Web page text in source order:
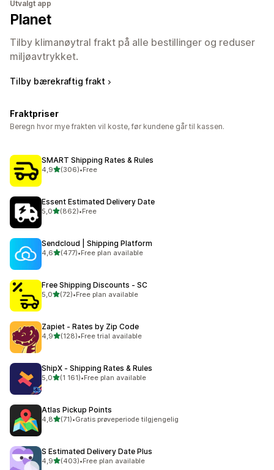
Utvalgt app
Planet
Tilby klimanøytral frakt på alle bestillinger og reduser
miljøavtrykket.
Tilby bærekraftig frakt
Fraktpriser
Beregn hvor mye frakten vil koste, før kundene går til kassen.
SMART Shipping Rates & Rules
4,9av 5 stjerner
(306)
Totalt 306 omtaler
•Free
Essent Estimated Delivery Date
5,0av 5 stjerner
(862)
Totalt 862 omtaler
•Free
Sendcloud | Shipping Platform
4,6av 5 stjerner
(477)
Totalt 477 omtaler
•Free plan available
Free Shipping Discounts ‑ SC
5,0av 5 stjerner
(72)
Totalt 72 omtaler
•Free plan available
Zapiet ‑ Rates by Zip Code
4,9av 5 stjerner
(128)
Totalt 128 omtaler
•Free trial available
ShipX ‑ Shipping Rates & Rules
5,0av 5 stjerner
(1 161)
Totalt 1161 omtaler
•Free plan available
Atlas Pickup Points
4,8av 5 stjerner
(71)
Totalt 71 omtaler
•Gratis prøveperiode tilgjengelig
S Estimated Delivery Date Plus
4,9av 5 stjerner
(403)
Totalt 403 omtaler
•Free plan available